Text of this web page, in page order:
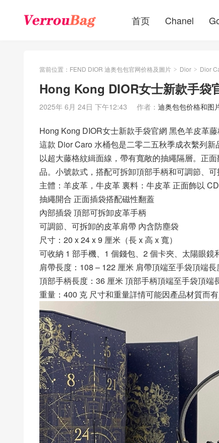
首页 Chanel
當前位置： FEND DIOR 迪奥包包官网价格及圖片 > Dior > Dior
Hong Kong DIOR女士新款手袋
2025年 6月 24日 下午12:43 作者： 迪奥包包价格和图
Hong Kong DIOR女士新款手袋官網 黑色羊皮革
這款 Dior Caro 水桶包是二零二五秋季成衣繫列
以超大藤格紋緝面線，帶有寬敞的抽繩隔層。正
品。小號款式，搭配可拆卸頂部手柄和可調節、
主體：羊皮革，牛皮革 裏料：牛皮革 正面飾以
抽繩開合 正面插袋搭配磁性翻蓋
內部插袋 頂部可拆卸皮革手柄
可調節、可拆卸的皮革肩帶 內含防塵袋
尺寸：20 x 24 x 9 厘米（長 x 高 x 寬）
可收納 1 部手機、1 個錢包、2 個卡夾、太陽眼鏡
肩帶長度：108 – 122 厘米 肩帶頂端至手袋頂端
頂部手柄長度：36 厘米 頂部手柄頂端至手袋頂端
重量：400 克 尺寸和重量詳情可能因產品材質而